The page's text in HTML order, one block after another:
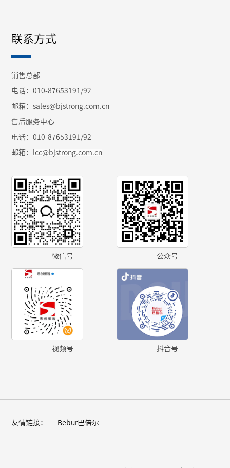
微信号 公众号
视频号 抖音号
联系方式
销售总部
电话：010-87653191/92
邮箱：sales@bjstrong.com.cn
售后服务中心
电话：010-87653191/92
邮箱： lcc@bjstrong.com.cn
友情链接： Bebur巴倍尔